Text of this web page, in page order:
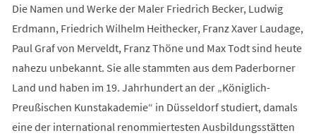
Die Namen und Werke der Maler Friedrich Becker, Ludwig
Erdmann, Friedrich Wilhelm Heithecker, Franz Xaver Laudage,
Paul Graf von Merveldt, Franz Thöne und Max Todt sind heute
nahezu unbekannt. Sie alle stammten aus dem Paderborner
Land und haben im 19. Jahrhundert an der „Königlich-
Preußischen Kunstakademie“ in Düsseldorf studiert, damals
eine der international renommiertesten Ausbildungsstätten